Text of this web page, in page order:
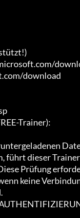
download
Trainer):
führt dieser Trainer
Prüfung
keine